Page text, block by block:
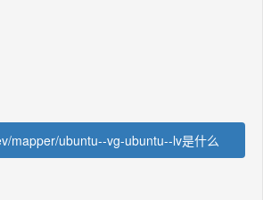
mapper/ubuntu--vg-ubuntu--lv是什么